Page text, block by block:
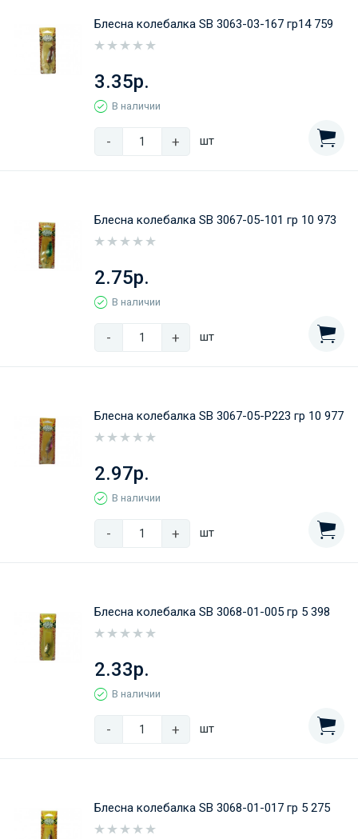
Блесна колебалка SB 3063-03-167 гр14 759
3.35р.
В наличии
- + шт
Блесна колебалка SB 3067-05-101 гр 10 973
2.75р.
В наличии
- + шт
Блесна колебалка SB 3067-05-Р223 гр 10 977
2.97р.
В наличии
- + шт
Блесна колебалка SB 3068-01-005 гр 5 398
2.33р.
В наличии
- + шт
Блесна колебалка SB 3068-01-017 гр 5 275